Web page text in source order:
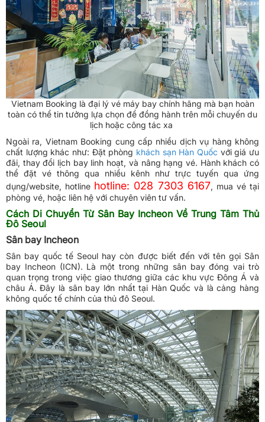
Vietnam Booking là đại lý vé máy bay chính hãng mà bạn hoàn
toàn có thể tin tưởng lựa chọn để đồng hành trên mỗi chuyến du
lịch hoặc công tác xa
Ngoài ra, Vietnam Booking cung cấp nhiều dịch vụ hàng không
chất lượng khác như: Đặt phòng khách sạn Hàn Quốc với giá ưu
đãi, thay đổi lịch bay linh hoạt, và nâng hạng vé. Hành khách có
thể đặt vé thông qua nhiều kênh như trực tuyến qua ứng
dụng/website, hotline hotline: 028 7303 6167​, mua vé tại
phòng vé, hoặc liên hệ với chuyên viên tư vấn.
Cách Di Chuyển Từ Sân Bay Incheon Về Trung Tâm Thủ
Đô Seoul
Sân bay Incheon
Sân bay quốc tế Seoul hay còn được biết đến với tên gọi Sân
bay Incheon (ICN). Là một trong những sân bay đóng vai trò
quan trọng trong việc giao thương giữa các khu vực Đông Á và
châu Á. Đây là sân bay lớn nhất tại Hàn Quốc và là cảng hàng
không quốc tế chính của thủ đô Seoul.